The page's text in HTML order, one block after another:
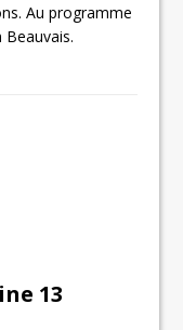
Au programme
13